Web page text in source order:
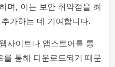
며, 이는 보안 취약점을 최
가하는 데 기여합니다.
사이트나 앱스토어를 통
통해 다운로드되기 때문